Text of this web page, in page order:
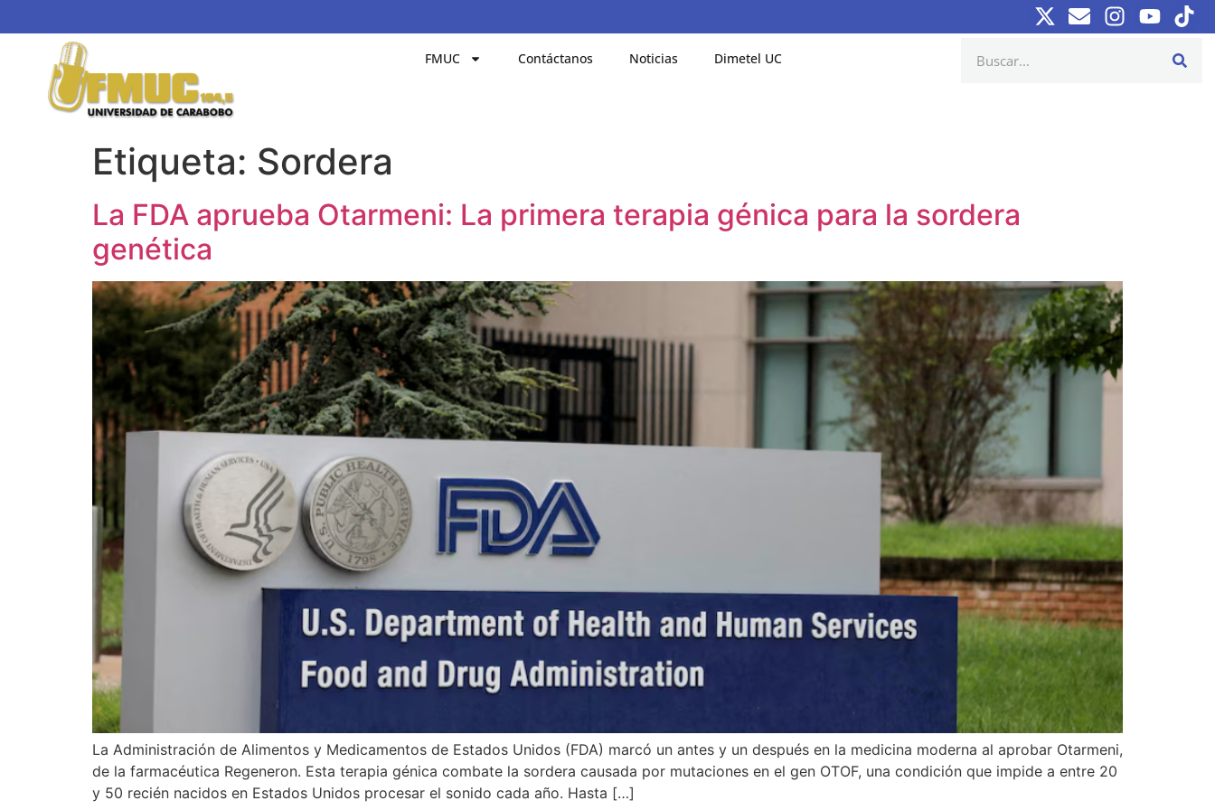
FMUC Contáctanos Noticias Dimetel UC
Etiqueta: Sordera
La FDA aprueba Otarmeni: La primera terapia génica para la sordera
genética
La Administración de Alimentos y Medicamentos de Estados Unidos (FDA) marcó un antes y un después en la medicina moderna al aprobar Otarmeni,
de la farmacéutica Regeneron. Esta terapia génica combate la sordera causada por mutaciones en el gen OTOF, una condición que impide a entre 20
y 50 recién nacidos en Estados Unidos procesar el sonido cada año. Hasta […]